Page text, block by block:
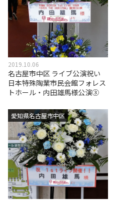
2019.10.06
名古屋市中区 ライブ公演祝い
日本特殊陶業市民会館フォレス
トホール・内田雄馬様公演③
愛知県名古屋市中区